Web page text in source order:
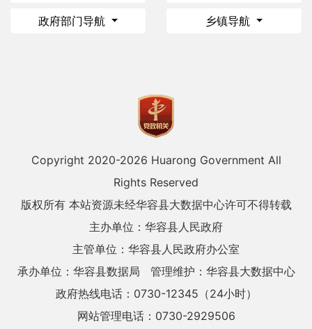
政府部门导航 乡镇导航
Copyright 2020-2026 Huarong Government All
Rights Reserved
版权所有 本站资源未经华容县大数据中心许可不得转载
主办单位：华容县人民政府
主管单位：华容县人民政府办公室
承办单位：华容县数据局
管理维护：华容县大数据中心
政府热线电话：0730-12345（24小时）
网站管理电话：0730-2929506